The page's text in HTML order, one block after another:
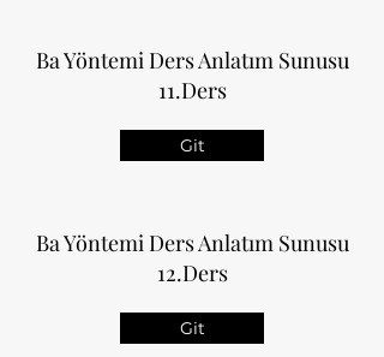
Ba Yöntemi Ders Anlatım Sunusu
11.Ders
Git
Ba Yöntemi Ders Anlatım Sunusu
12.Ders
Git